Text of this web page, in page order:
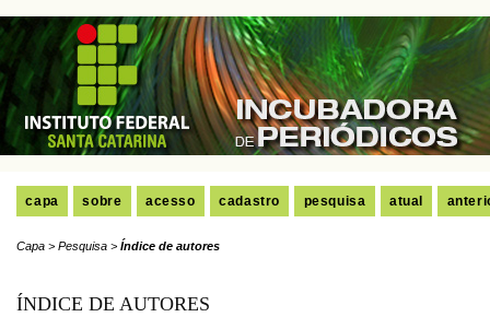
capa sobre acesso cadastro pesquisa atual
Capa > Pesquisa > Índice de autores
ÍNDICE DE AUTORES